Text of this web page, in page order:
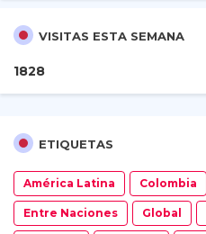
VISITAS ESTA SEMANA
1828
ETIQUETAS
América Latina Colombia
Entre Naciones Global